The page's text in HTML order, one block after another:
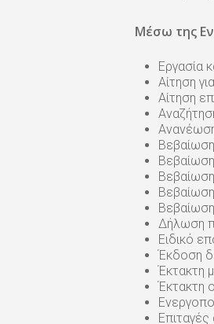
Μέσω της
Εργασία
Αίτηση
Αίτηση
Δήλωση
Ειδικό
Έκδοση
Έκτακτη
Έκτακτη